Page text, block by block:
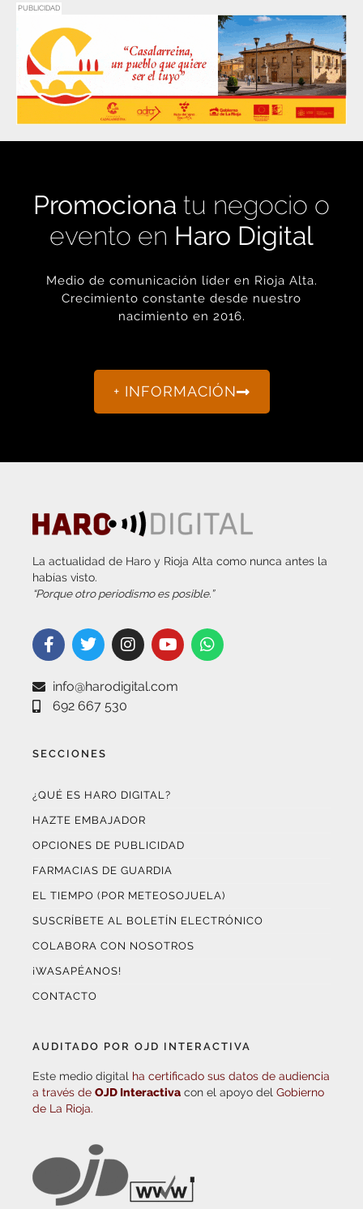
PUBLICIDAD
Promociona tu negocio o
evento en Haro Digital
Medio de comunicación líder en Rioja Alta.
Crecimiento constante desde nuestro
nacimiento en 2016.
+ INFORMACIÓN
La actualidad de Haro y Rioja Alta como nunca antes la
habías visto.
“Porque otro periodismo es posible.”
info@harodigital.com
692 667 530
SECCIONES
¿QUÉ ES HARO DIGITAL?
HAZTE EMBAJADOR
OPCIONES DE PUBLICIDAD
FARMACIAS DE GUARDIA
EL TIEMPO (POR METEOSOJUELA)
SUSCRÍBETE AL BOLETÍN ELECTRÓNICO
COLABORA CON NOSOTROS
¡WASAPÉANOS!
CONTACTO
AUDITADO POR OJD INTERACTIVA
Este medio digital ha certificado sus datos de audiencia
a través de OJD Interactiva con el apoyo del Gobierno
de La Rioja.